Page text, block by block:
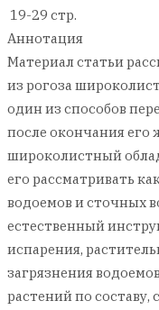
19-29 стр.
Аннотация
Материал статьи
из рогоза
один из способов
после окончания его
широколистный
его рассматривать
водоемов и сточных
естественный
испарения,
загрязнения
растений по